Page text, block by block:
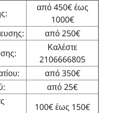
από 450€ έως
1000€
από 250€
Καλέστε
2106666805
από 350€
από 25€
100€ έως 150€